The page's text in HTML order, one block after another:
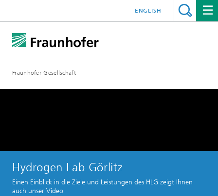
Fraunhofer-Gesellschaft
ENGLISH
Play
Hydrogen Lab Görlitz
Einen Einblick in die Ziele und Leistungen des HLG zeigt Ihnen
auch unser Video